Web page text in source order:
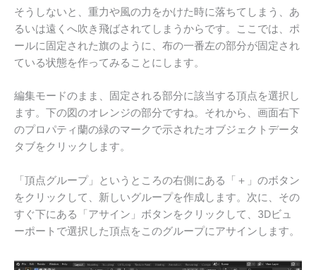
そうしないと、重力や風の力をかけた時に落ちてしまう、あ
るいは遠くへ吹き飛ばされてしまうからです。ここでは、ポ
ールに固定された旗のように、布の一番左の部分が固定され
ている状態を作ってみることにします。
編集モードのまま、固定される部分に該当する頂点を選択し
ます。下の図のオレンジの部分ですね。それから、画面右下
のプロパティ蘭の緑のマークで示されたオブジェクトデータ
タブをクリックします。
「頂点グループ」というところの右側にある「＋」のボタン
をクリックして、新しいグループを作成します。次に、その
すぐ下にある「アサイン」ボタンをクリックして、3Dビュ
ーポートで選択した頂点をこのグループにアサインします。